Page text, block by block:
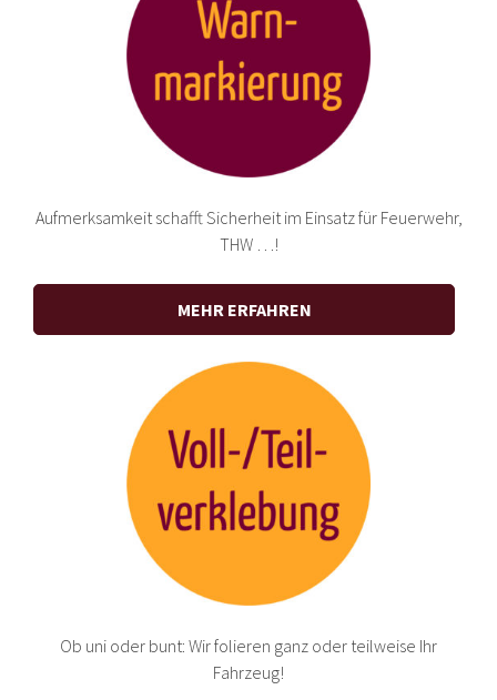
Aufmerksamkeit schafft Sicherheit im Einsatz für Feuerwehr,
THW …!
MEHR ERFAHREN
Ob uni oder bunt: Wir folieren ganz oder teilweise Ihr
Fahrzeug!